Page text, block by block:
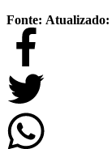
Fonte: Atualizado: